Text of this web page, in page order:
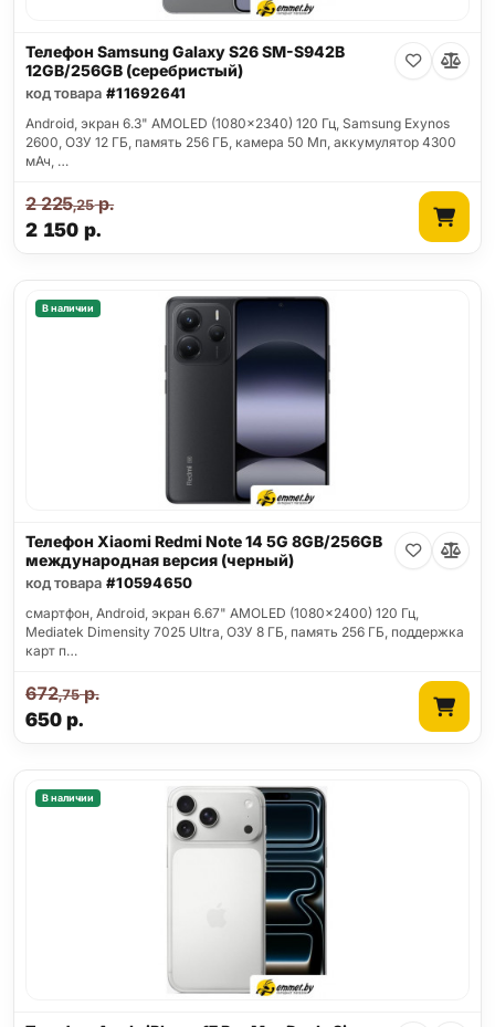
Телефон Samsung Galaxy S26 SM-S942B
12GB/256GB (серебристый)
код товара #11692641
Android, экран 6.3" AMOLED (1080x2340) 120 Гц, Samsung Exynos
2600, ОЗУ 12 ГБ, память 256 ГБ, камера 50 Мп, аккумулятор 4300
мАч, …
2 150 р.
2 225,25р.
В наличии
Телефон Xiaomi Redmi Note 14 5G 8GB/256GB
международная версия (черный)
код товара #10594650
смартфон, Android, экран 6.67" AMOLED (1080x2400) 120 Гц,
Mediatek Dimensity 7025 Ultra, ОЗУ 8 ГБ, память 256 ГБ, поддержка
карт п…
650р.
672,75р.
В наличии